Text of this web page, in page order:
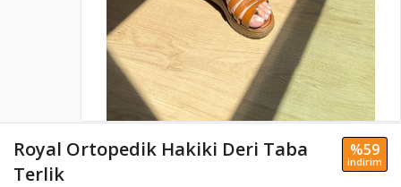
Royal Ortopedik Hakiki Deri Taba
Terlik
%59
i̇ndi̇ri̇m